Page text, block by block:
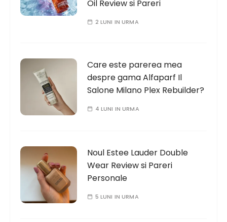
Oil Review si Pareri
2 LUNI IN URMA
Care este parerea mea
despre gama Alfaparf Il
Salone Milano Plex Rebuilder?
4 LUNI IN URMA
Noul Estee Lauder Double
Wear Review si Pareri
Personale
5 LUNI IN URMA